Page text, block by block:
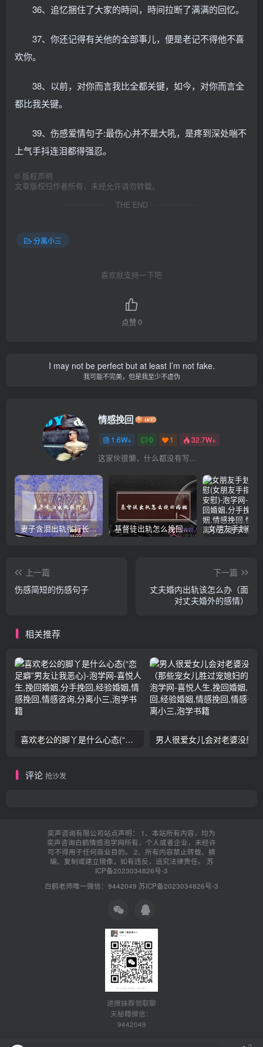
36、追忆捆住了大家的時间，時间拉断了满满的回忆。
37、你还记得有关他的全部事儿，便是老记不得他不喜
欢你。
38、以前，对你而言我比全都关键，如今，对你而言全
都比我关键。
39、伤感爱情句子:最伤心并不是大吼，是疼到深处喘不
上气手抖连泪都得强忍。
© 版权声明
文章版权归作者所有，未经允许请勿转载。
THE END
分离小三
喜欢就支持一下吧
点赞0
I may not be perfect but at least I’m not fake.
我可能不完美，但是我至少不虚伪
情感挽回
1.6W+ 0 1 32.7W+
这家伙很懒，什么都没有写...
妻子含泪出轨张行长 她说全都是因为家中 基督徒出轨怎么挽回婚姻(基督徒面对出轨婚姻)
上一篇
伤感简短的伤感句子
下一篇
丈夫婚内出轨该怎么办（面
对丈夫婚外的感情）
相关推荐
喜欢老公的脚丫是什么心态(“恋足癖”男友让我恶心)
评论 抢沙发
奕声咨询有限公司站点声明： 1、本站所有内容，均为
奕声咨询白鹤情感泡学网所有，个人或者企业，未经许
可不得用于任何商业目的。 2、所有内容禁止转载、摘
编、复制或建立镜像，如有违反，追究法律责任。 苏
ICP备2023034826号-3
白鹤老师唯一微信：9442049 苏ICP备2023034826号-3
进撩妹群领取聊
天秘籍微信：
9442049